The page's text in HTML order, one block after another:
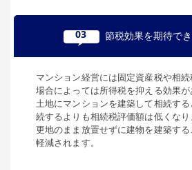
03 節税効果を期待で
マンション経営には固定資産税や相続
場合によっては所得税を抑える効果が
土地にマンションを建築して相続す
続するよりも相続税評価額は低くな
更地のまま放置せずに建物を建築す
軽減されます。